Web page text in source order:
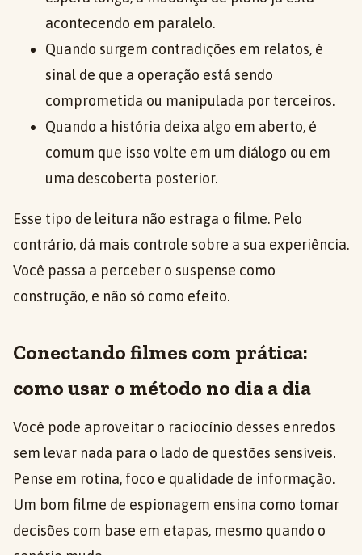
acontecendo em paralelo.
Quando surgem contradições em relatos, é
sinal de que a operação está sendo
comprometida ou manipulada por terceiros.
Quando a história deixa algo em aberto, é
comum que isso volte em um diálogo ou em
uma descoberta posterior.
Esse tipo de leitura não estraga o filme. Pelo
contrário, dá mais controle sobre a sua experiência.
Você passa a perceber o suspense como
construção, e não só como efeito.
Conectando filmes com prática:
como usar o método no dia a dia
Você pode aproveitar o raciocínio desses enredos
sem levar nada para o lado de questões sensíveis.
Pense em rotina, foco e qualidade de informação.
Um bom filme de espionagem ensina como tomar
decisões com base em etapas, mesmo quando o